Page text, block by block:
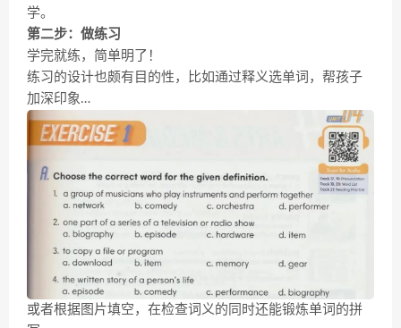
学。
第二步： 做练习
学完就练，简单明了！
练习的设计也颇有目的性，比如通过释义选单词，帮孩子
加深印象…
或者根据图片填空，在检查词义的同时还能锻炼单词的拼